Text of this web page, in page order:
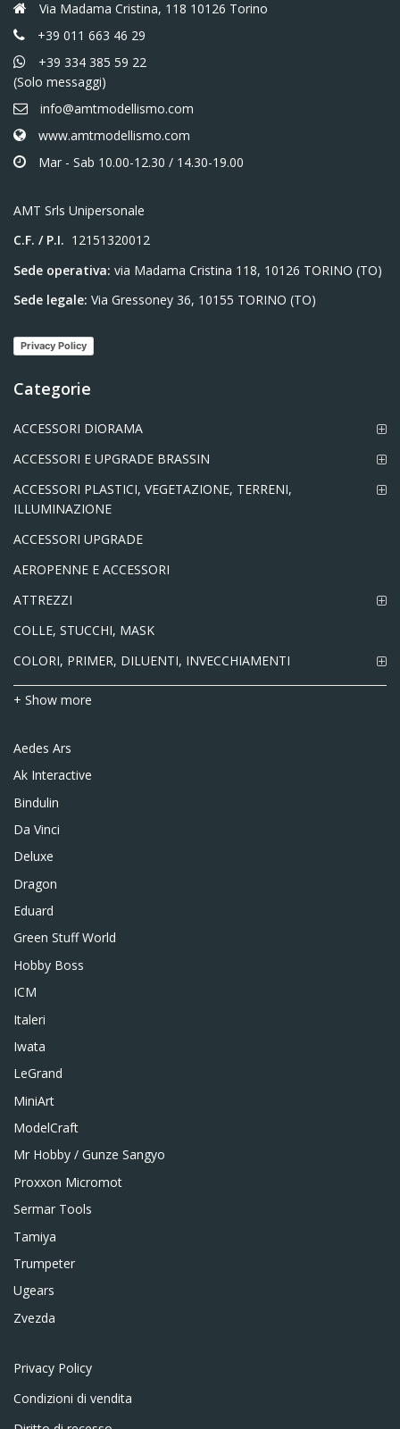
Via Madama Cristina, 118 10126 Torino
+39 011 663 46 29
+39 334 385 59 22
(Solo messaggi)
info@amtmodellismo.com
www.amtmodellismo.com
Mar - Sab 10.00-12.30 / 14.30-19.00
AMT Srls Unipersonale
C.F. / P.I. 12151320012
Sede operativa: via Madama Cristina 118, 10126 TORINO (TO)
Sede legale: Via Gressoney 36, 10155 TORINO (TO)
Privacy Policy
Categorie
ACCESSORI DIORAMA
ACCESSORI E UPGRADE BRASSIN
ACCESSORI PLASTICI, VEGETAZIONE, TERRENI,
ILLUMINAZIONE
ACCESSORI UPGRADE
AEROPENNE E ACCESSORI
ATTREZZI
COLLE, STUCCHI, MASK
COLORI, PRIMER, DILUENTI, INVECCHIAMENTI
+ Show more
Aedes Ars
Ak Interactive
Bindulin
Da Vinci
Deluxe
Dragon
Eduard
Green Stuff World
Hobby Boss
ICM
Italeri
Iwata
LeGrand
MiniArt
ModelCraft
Mr Hobby / Gunze Sangyo
Proxxon Micromot
Sermar Tools
Tamiya
Trumpeter
Ugears
Zvezda
Privacy Policy
Condizioni di vendita